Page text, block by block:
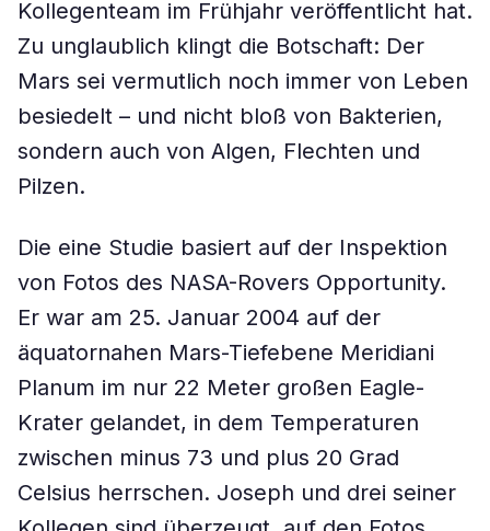
Kollegenteam im Frühjahr veröffentlicht hat.
Zu unglaublich klingt die Botschaft: Der
Mars sei vermutlich noch immer von Leben
besiedelt – und nicht bloß von Bakterien,
sondern auch von Algen, Flechten und
Pilzen.
Die eine Studie basiert auf der Inspektion
von Fotos des NASA-Rovers Opportunity.
Er war am 25. Januar 2004 auf der
äquatornahen Mars-Tiefebene Meridiani
Planum im nur 22 Meter großen Eagle-
Krater gelandet, in dem Temperaturen
zwischen minus 73 und plus 20 Grad
Celsius herrschen. Joseph und drei seiner